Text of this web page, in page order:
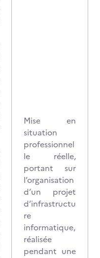
Mise en
situation
professionnel
le réelle,
portant sur
l’organisation
d’un projet
d’infrastructu
re
informatique,
réalisée
pendant une